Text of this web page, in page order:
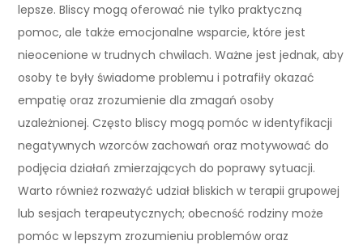
lepsze. Bliscy mogą oferować nie tylko praktyczną
pomoc, ale także emocjonalne wsparcie, które jest
nieocenione w trudnych chwilach. Ważne jest jednak, aby
osoby te były świadome problemu i potrafiły okazać
empatię oraz zrozumienie dla zmagań osoby
uzależnionej. Często bliscy mogą pomóc w identyfikacji
negatywnych wzorców zachowań oraz motywować do
podjęcia działań zmierzających do poprawy sytuacji.
Warto również rozważyć udział bliskich w terapii grupowej
lub sesjach terapeutycznych; obecność rodziny może
pomóc w lepszym zrozumieniu problemów oraz